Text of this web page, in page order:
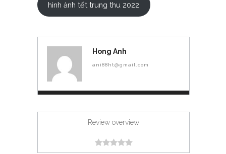
hình ảnh tết trung thu 2022
Hong Anh
ani88ht@gmail.com
Review overview